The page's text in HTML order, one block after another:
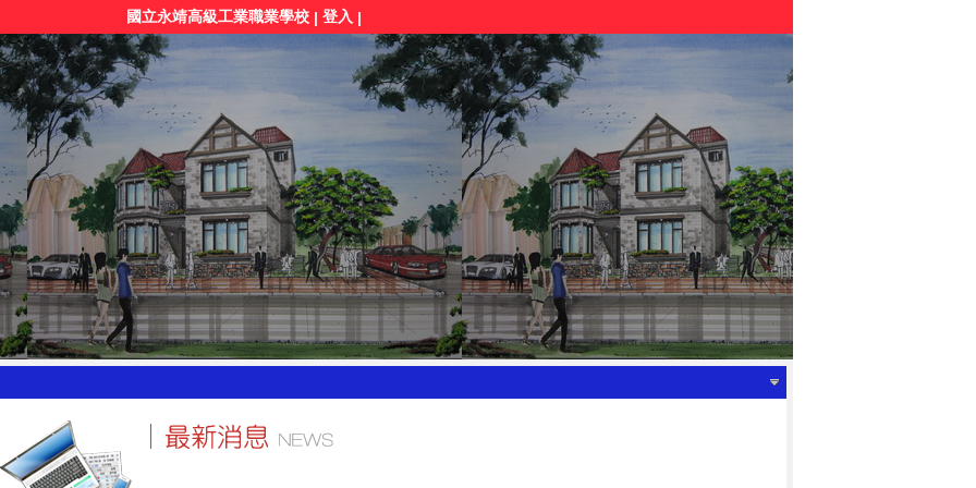
國立永靖高級工業職業學校 | 登入 |